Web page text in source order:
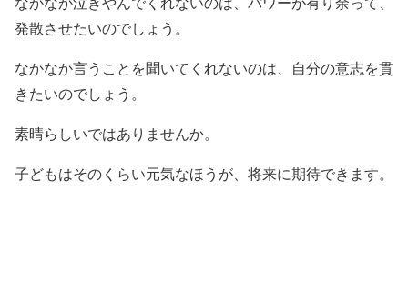
なかなか泣きやんでくれないのは、パワーが有り余って、
発散させたいのでしょう。
なかなか言うことを聞いてくれないのは、自分の意志を貫
きたいのでしょう。
素晴らしいではありませんか。
子どもはそのくらい元気なほうが、将来に期待できます。